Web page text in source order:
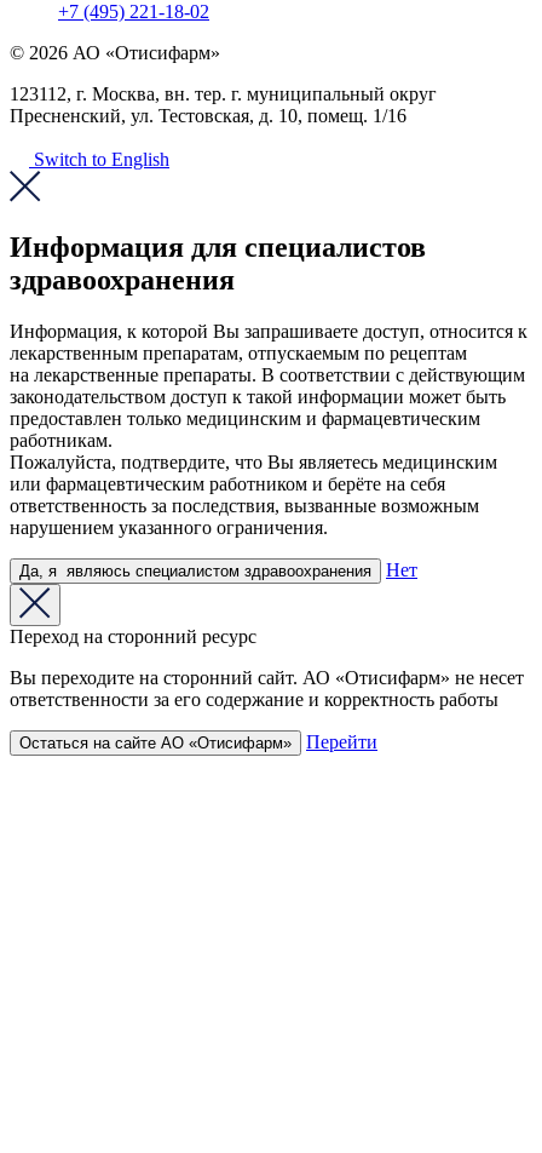
+7 (495) 221-18-02
© 2026 АО «Отисифарм»
123112, г. Москва, вн. тер. г. муниципальный округ
Пресненский, ул. Тестовская, д. 10, помещ. 1/16
Switch to English
Информация для специалистов
здравоохранения
Информация, к которой Вы запрашиваете доступ, относится к
лекарственным препаратам, отпускаемым по рецептам
на лекарственные препараты. В соответствии с действующим
законодательством доступ к такой информации может быть
предоставлен только медицинским и фармацевтическим
работникам.
Пожалуйста, подтвердите, что Вы являетесь медицинским
или фармацевтическим работником и берёте на себя
ответственность за последствия, вызванные возможным
нарушением указанного ограничения.
Да, я являюсь специалистом здравоохранения Нет
Переход на сторонний ресурс
Вы переходите на сторонний сайт. АО «Отисифарм» не несет
ответственности за его содержание и корректность работы
Остаться на сайте АО «Отисифарм» Перейти